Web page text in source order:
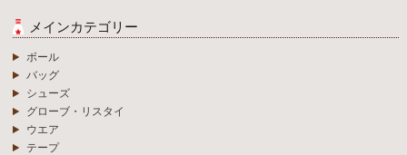
メインカテゴリー
ボール
バッグ
シューズ
グローブ・リスタイ
ウエア
テープ